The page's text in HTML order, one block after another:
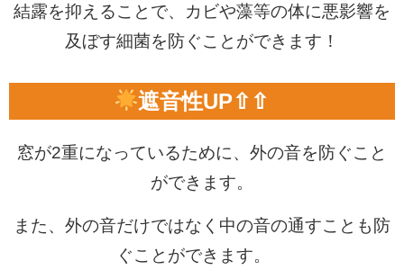
結露を抑えることで、カビや藻等の体に悪影響を
及ぼす細菌を防ぐことができます！
遮音性UP⇧⇧
窓が2重になっているために、外の音を防ぐこと
ができます。
また、外の音だけではなく中の音の通すことも防
ぐことができます。